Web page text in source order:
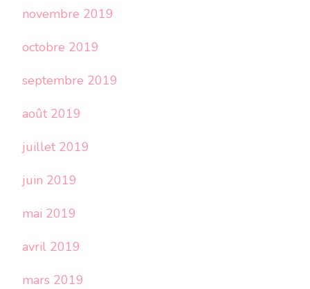
novembre 2019
octobre 2019
septembre 2019
août 2019
juillet 2019
juin 2019
mai 2019
avril 2019
mars 2019